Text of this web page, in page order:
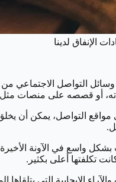
الإنفاق لدينا
التواصل الاجتماعي
أو قصصه على منصات
التواصل، يمكن أن يخلق
واسع في الآونة
تكلفتها أعلى بكثير.
الإيجابية التي